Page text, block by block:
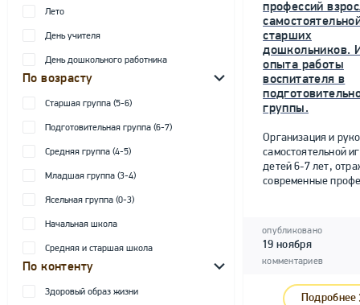
Лето
День учителя
День дошкольного работника
По возрасту
Старшая группа (5-6)
Подготовительная группа (6-7)
Средняя группа (4-5)
Младшая группа (3-4)
Ясельная группа (0-3)
Начальная школа
Средняя и старшая школа
По контенту
Здоровый образ жизни
профессий
старших
дошкольников.
опыта работы
воспитателя в
группы.
Организация и
самостоятельной
детей 6-7 лет,
современные
опубликовано
19 ноября
комментариев
Подробнее